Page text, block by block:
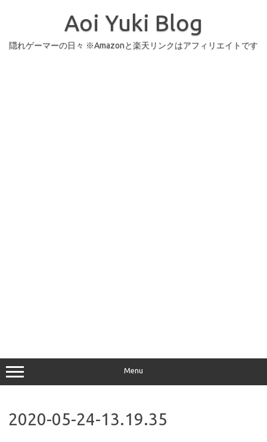
Aoi Yuki Blog
隠れゲーマーの日々 ※Amazonと楽天リンクはアフィリエイトです
Menu
2020-05-24-13.19.35